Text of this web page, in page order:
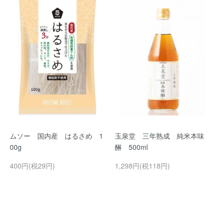
ムソー 国内産 はるさめ 1
00g
400円(税29円)
玉泉堂 三年熟成 純米本味
醂 500ml
1,298円(税118円)